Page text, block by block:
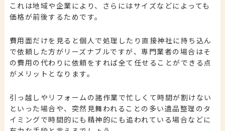
これは地域や企業により、さらにはサイズなどによっても
価格が前後するためです。
費用面だけを見ると個人で処理したり直接神社に持ち込ん
で依頼した方がリーズナブルですが、専門業者の場合はそ
の費用の代わりに依頼をすれば全て任せることができる点
がメリットとなります。
引っ越しやリフォームの諸作業で忙しくて時間が割けない
といった場合や、突然見舞われることの多い遺品整理のタ
イミングで時間的にも精神的にも追われている場合などに